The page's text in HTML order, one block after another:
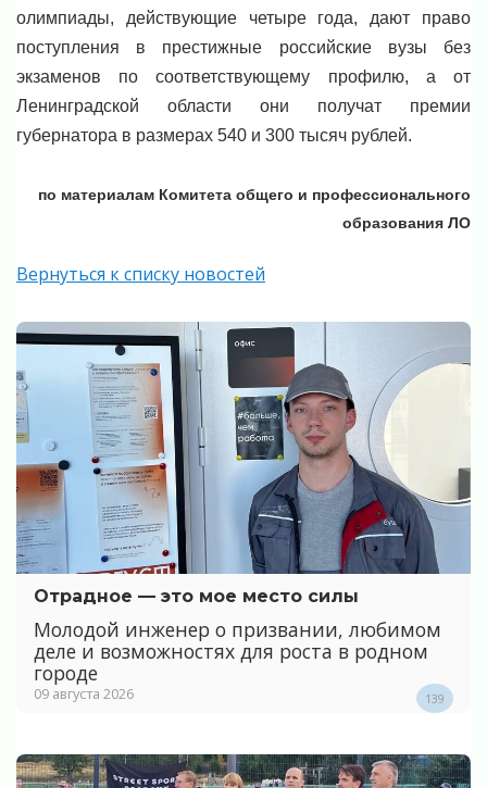
олимпиады, действующие четыре года, дают право
поступления в престижные российские вузы без
экзаменов по соответствующему профилю, а от
Ленинградской области они получат премии
губернатора в размерах 540 и 300 тысяч рублей.
по материалам Комитета общего и профессионального
образования ЛО
Вернуться к списку новостей
Отрадное — это мое место силы
Молодой инженер о призвании, любимом
деле и возможностях для роста в родном
городе
09 августа 2026 139